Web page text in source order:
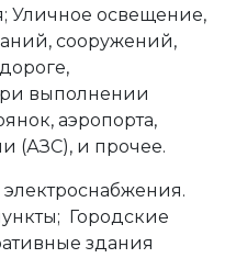
Уличное освещение,
сооружений,
выполнении
аэропорта,
(АЗС), и прочее.
Городские
здания